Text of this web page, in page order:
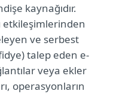
kaynağıdır.
etkileşimlerinden
ve serbest
talep eden e-
veya ekler
operasyonların